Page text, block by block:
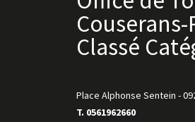
Classé
Place Alphonse Sentein -
T. 0561962660